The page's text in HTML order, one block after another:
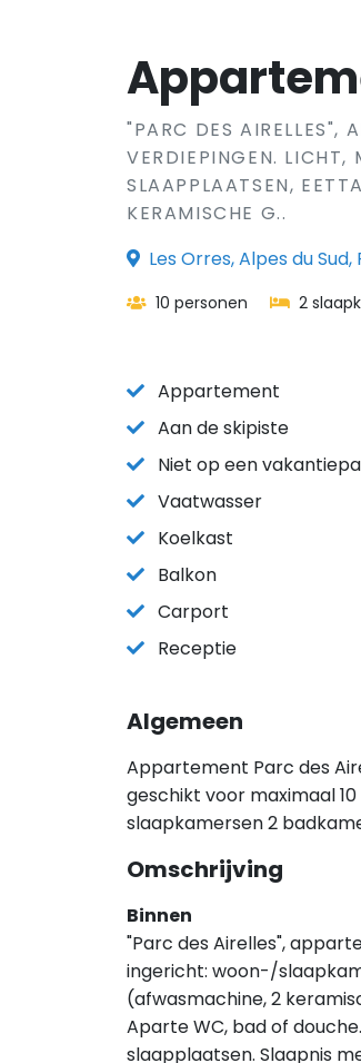
"PARC DES AIRELLES",
VERDIEPINGEN.
SLAAPPLAATSEN,
KERAMISCHE G..
Les Orres, Alpes du
10 personen 2
Appartement
Aan de skipiste
Niet op een
Vaatwasser
Koelkast
Balkon
Carport
Receptie
Algemeen
Appartement Parc des
geschikt voor maximaal
slaapkamersen 2
Omschrijving
Binnen
"Parc des Airelles",
ingericht: woon-/
(afwasmachine, 2
Aparte WC, bad of
slaapplaatsen. Slaapnis